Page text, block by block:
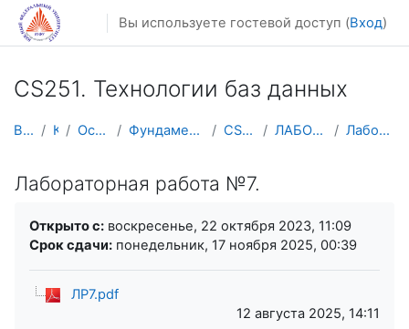
Перейти к основному содержанию
Вы используете гостевой доступ (Вход)
CS251. Технологии баз данных
В начало Курсы Осенний семестр Фундаментальная информатика и ИТ CS251. ТБД-ФИИТ ЛАБОРАТОРНЫЕ ЗАНЯТИЯ Лабораторная работа №7.
Лабораторная работа №7.
Открыто с: воскресенье, 22 октября 2023, 11:09
Срок сдачи: понедельник, 17 ноября 2025, 00:39
ЛР7.pdf
12 августа 2025, 14:11